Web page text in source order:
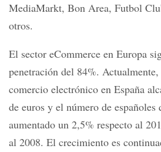
MediaMarkt, Bon Area, Futbol
otros.
El sector eCommerce en Europa
penetración del 84%.
comercio electrónico en España
de euros y el número de
aumentado un 2,5% respecto al
al 2008. El crecimiento es